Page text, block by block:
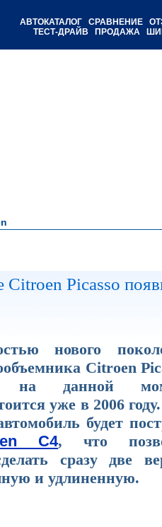
АВТОКАТАЛОГ СРАВНЕНИЕ
ТЕСТ-ДРАЙВ
ПРОДАЖА
Citroen Picasso
нового
Citroen
на данной
уже в 2006
будет
C4, что
сразу две
и удлиненную.